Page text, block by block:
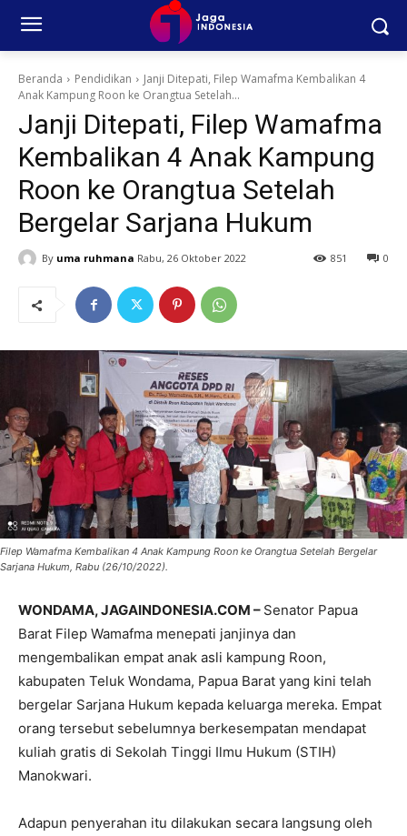
Beranda Pendidikan
Janji Ditepati, Filep Wamafma Kembalikan 4
Anak Kampung Roon ke Orangtua Setelah...
Janji Ditepati, Filep Wamafma
Kembalikan 4 Anak Kampung
Roon ke Orangtua Setelah
Bergelar Sarjana Hukum
By uma ruhmana Rabu, 26 Oktober 2022 0
851
Filep Wamafma Kembalikan 4 Anak Kampung Roon ke Orangtua Setelah Bergelar
Sarjana Hukum, Rabu (26/10/2022).
WONDAMA, JAGAINDONESIA.COM – Senator Papua
Barat Filep Wamafma menepati janjinya dan
mengembalikan empat anak asli kampung Roon,
kabupaten Teluk Wondama, Papua Barat yang kini telah
bergelar Sarjana Hukum kepada keluarga mereka. Empat
orang tersebut sebelumnya berkesempatan mendapat
kuliah gratis di Sekolah Tinggi Ilmu Hukum (STIH)
Manokwari.
Adapun penyerahan itu dilakukan secara langsung oleh